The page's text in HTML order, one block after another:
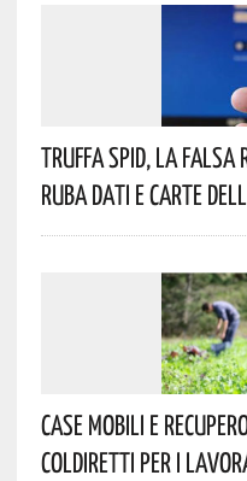
Truffa Spid, La Falsa
Ruba Dati E Carte
Case Mobili E
Coldiretti Per I